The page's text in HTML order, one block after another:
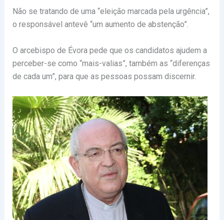
Não se tratando de uma “eleição marcada pela urgência”,
o responsável antevê “um aumento de abstenção”.
O arcebispo de Évora pede que os candidatos ajudem a
perceber-se como “mais-valias”, também as “diferenças
de cada um”, para que as pessoas possam discernir.